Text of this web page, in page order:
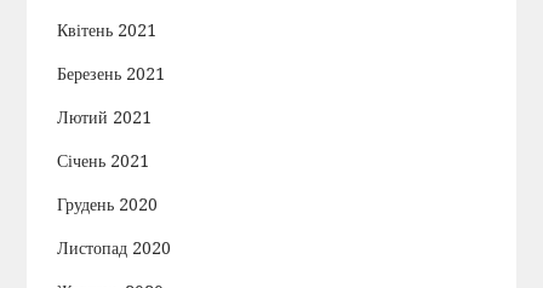
Квітень 2021
Березень 2021
Лютий 2021
Січень 2021
Грудень 2020
Листопад 2020